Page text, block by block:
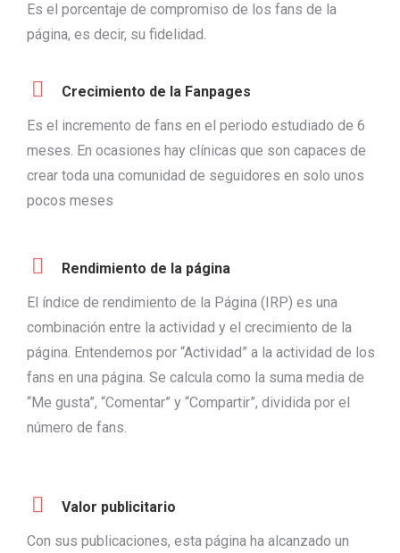
Es el porcentaje de compromiso de los fans de la
página, es decir, su fidelidad.
Crecimiento de la Fanpages
Es el incremento de fans en el periodo estudiado de 6
meses. En ocasiones hay clínicas que son capaces de
crear toda una comunidad de seguidores en solo unos
pocos meses
Rendimiento de la página
El índice de rendimiento de la Página (IRP) es una
combinación entre la actividad y el crecimiento de la
página. Entendemos por “Actividad” a la actividad de los
fans en una página. Se calcula como la suma media de
“Me gusta”, “Comentar” y “Compartir”, dividida por el
número de fans.
Valor publicitario
Con sus publicaciones, esta página ha alcanzado un